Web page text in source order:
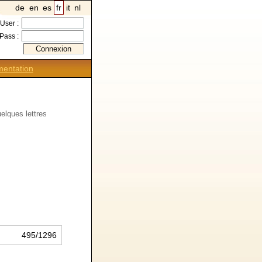
de en es fr it nl
User :
Pass :
lettres
495/1296